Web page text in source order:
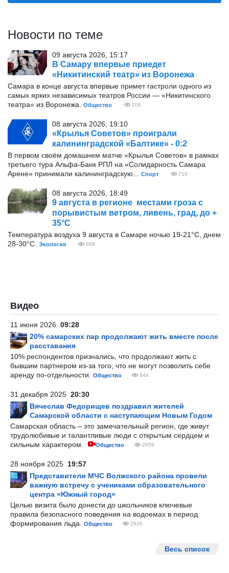
Новости по теме
09 августа 2026, 15:17
В Самару впервые приедет
«Никитинский театр» из Воронежа
Самара в конце августа впервые примет гастроли одного из
самых ярких независимых театров России — «Никитинского
театра» из Воронежа.
Общество 206
08 августа 2026, 19:10
«Крылья Советов» проиграли
калининградской «Балтике» - 0:2
В первом своём домашнем матче «Крылья Советов» в рамках
третьего тура Альфа-Банк РПЛ на «Солидарность Самара
Арене» принимали калининградскую...
Спорт 719
08 августа 2026, 18:49
9 августа в регионе местами гроза с
порывистым ветром, ливень, град, до +
35°С
Температура воздуха 9 августа в Самаре ночью 19-21°С, днем
28-30°С.
Экология 668
Видео
11 июня 2026 09:28
20% самарских пар продолжают жить вместе после
расставания
10% респондентов признались, что продолжают жить с
бывшим партнером из-за того, что не могут позволить себе
аренду по-отдельности.
Общество 844
31 декабря 2025 20:30
Вячеслав Федорищев поздравил жителей
Самарской области с наступающим Новым Годом
Самарская область – это замечательный регион, где живут
трудолюбивые и талантливые люди с открытым сердцем и
сильным характером.
Общество 2659
28 ноября 2025 19:57
Представители МЧС Волжского района провели
важную встречу с учениками образовательного
центра «Южный город»
Целью визита было донести до школьников ключевые
правила безопасного поведения на водоемах в период
формирования льда.
Общество 2836
Весь список